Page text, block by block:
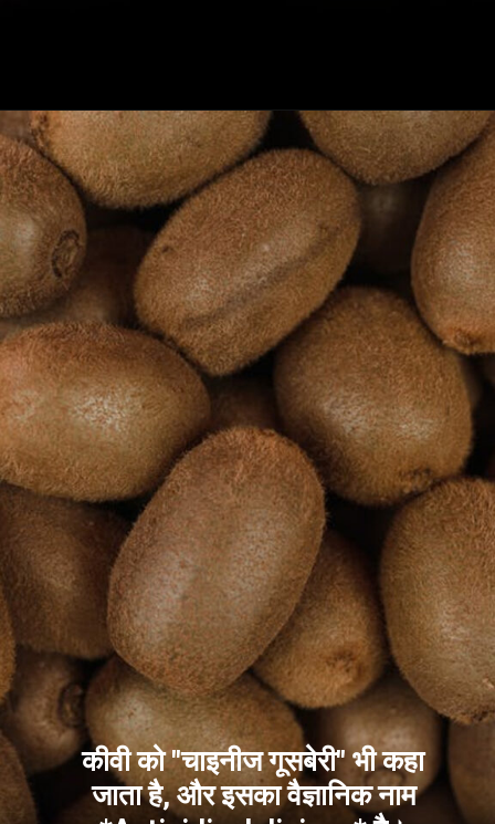
कीवी को "चाइनीज गूसबेरी" भी कहा
जाता है, और इसका वैज्ञानिक नाम